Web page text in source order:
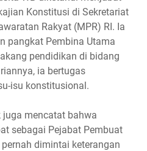
Konstitusi di Sekretariat
Rakyat (MPR) RI. Ia
pangkat Pembina Utama
pendidikan di bidang
ia bertugas
isu konstitusional.
mencatat bahwa
sebagai Pejabat Pembuat
dimintai keterangan